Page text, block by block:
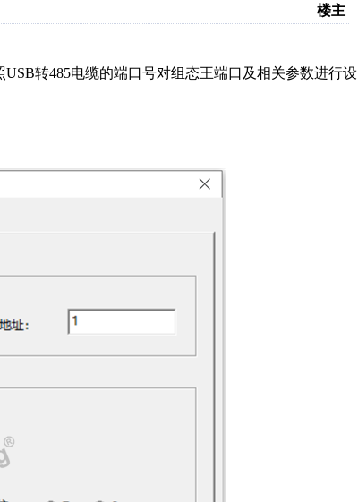
楼主
USB转485电缆的端口号对组态王端口及相关参数进行设